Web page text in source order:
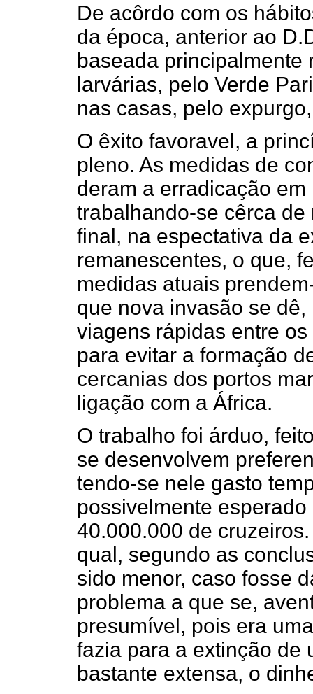
De acôrdo com os
da época, anterior ao
baseada principalmente
larvárias, pelo Verde
nas casas, pelo
O êxito favoravel, a
pleno. As medidas de
deram a erradicação
trabalhando-se cêrca
final, na espectativa da
remanescentes, o que,
medidas atuais
que nova invasão se
viagens rápidas entre
para evitar a formação
cercanias dos portos
ligação com a África.
O trabalho foi árduo,
se desenvolvem
tendo-se nele gasto
possivelmente
40.000.000 de
qual, segundo as
sido menor, caso fosse
problema a que se,
presumível, pois era
fazia para a extinção de
bastante extensa, o